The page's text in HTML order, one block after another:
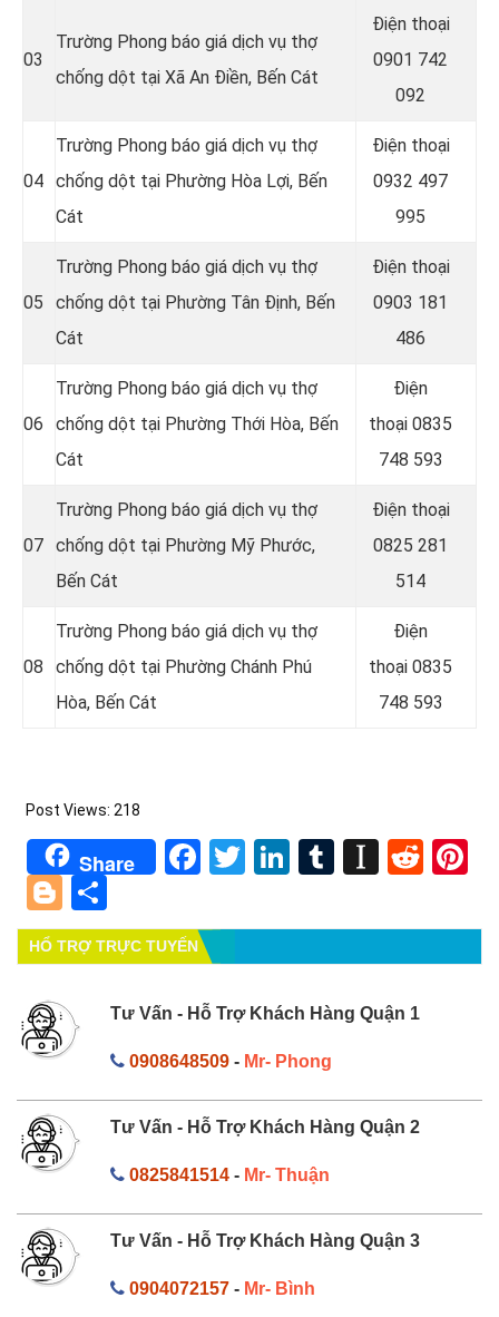
03
Trường Phong báo giá dịch vụ thợ
chống dột tại Xã An Điền, Bến Cát
Điện thoại
0901 742
092
04
Trường Phong báo giá dịch vụ thợ
chống dột tại Phường Hòa Lợi, Bến
Cát
Điện thoại
0932 497
995
05
Trường Phong báo giá dịch vụ thợ
chống dột tại Phường Tân Định, Bến
Cát
Điện thoại
0903 181
486
06
Trường Phong báo giá dịch vụ thợ
chống dột tại Phường Thới Hòa, Bến
Cát
Điện
thoại 0835
748 593
07
Trường Phong báo giá dịch vụ thợ
chống dột tại Phường Mỹ Phước,
Bến Cát
Điện thoại
0825 281
514
08
Trường Phong báo giá dịch vụ thợ
chống dột tại Phường Chánh Phú
Hòa, Bến Cát
Điện
thoại 0835
748 593
Post Views: 218
Share Facebook
TwitterLinkedIn
Tumblr
Blogger
HỔ TRỢ TRỰC TUYẾN
Tư Vấn - Hỗ Trợ Khách Hàng Quận 1
0908648509- Mr- Phong
Tư Vấn - Hỗ Trợ Khách Hàng Quận 2
0825841514- Mr- Thuận
Tư Vấn - Hỗ Trợ Khách Hàng Quận 3
0904072157- Mr- Bình